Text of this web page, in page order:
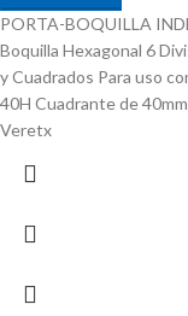
PORTA-BOQUILLA
Boquilla Hexagonal 6
y Cuadrados Para uso
40H Cuadrante de
Veretx